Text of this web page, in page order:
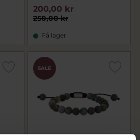
250,00 kr
200,00 kr
På lager
SALE